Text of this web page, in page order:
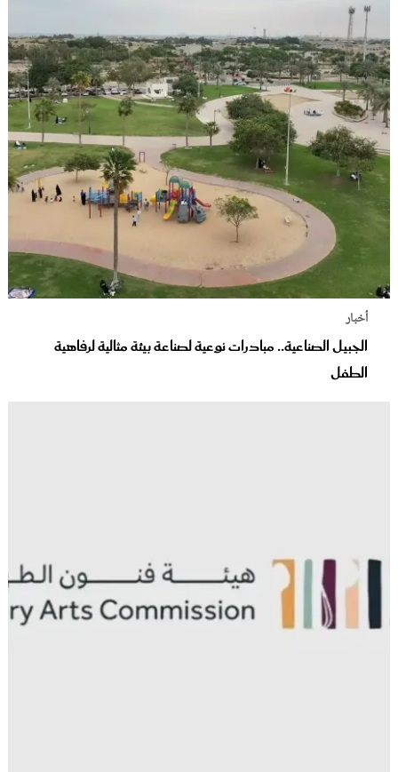
أخبار
الجبيل الصناعية.. مبادرات نوعية لصناعة بيئة مثالية لرفاهية
الطفل